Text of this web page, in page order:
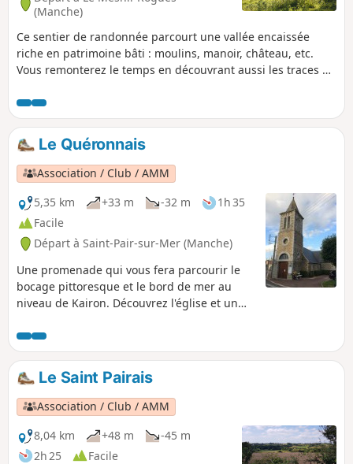
(Manche)
Ce sentier de randonnée parcourt une vallée encaissée
riche en patrimoine bâti : moulins, manoir, château, etc.
Vous remonterez le temps en découvrant aussi les traces du
Le Quéronnais
Association / Club / AMM
5,35 km
+33 m -32 m
1h 35
Facile
Départ à Saint-Pair-sur-Mer (Manche)
Une promenade qui vous fera parcourir le
bocage pittoresque et le bord de mer au
niveau de Kairon. Découvrez l'église et un
Le Saint Pairais
Association / Club / AMM
8,04 km
+48 m
-45 m
2h 25
Facile